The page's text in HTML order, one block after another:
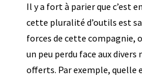
Il y a fort à parier que c’est
cette pluralité d’outils est
forces de cette compagnie,
un peu perdu face aux divers
offerts. Par exemple, quelle